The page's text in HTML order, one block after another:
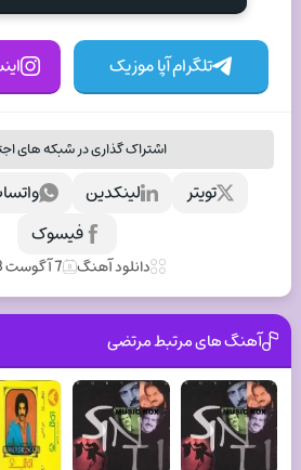
تلگرام آپا موزیک
اشتراک گذاری در شبکه های
لینکدین
تویتر
فیسوک
دانلود آهنگ 7 آگوست 2023
آهنگ های مرتبط مرتضی